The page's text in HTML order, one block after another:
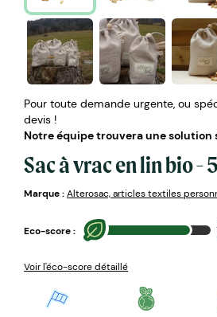
Pour toute demande urgente, ou
devis !
Notre équipe trouvera une solution
Sac à vrac en lin bio -
Marque :Alterosac, articles textiles
Eco-score :
Voir l'éco-score détaillé